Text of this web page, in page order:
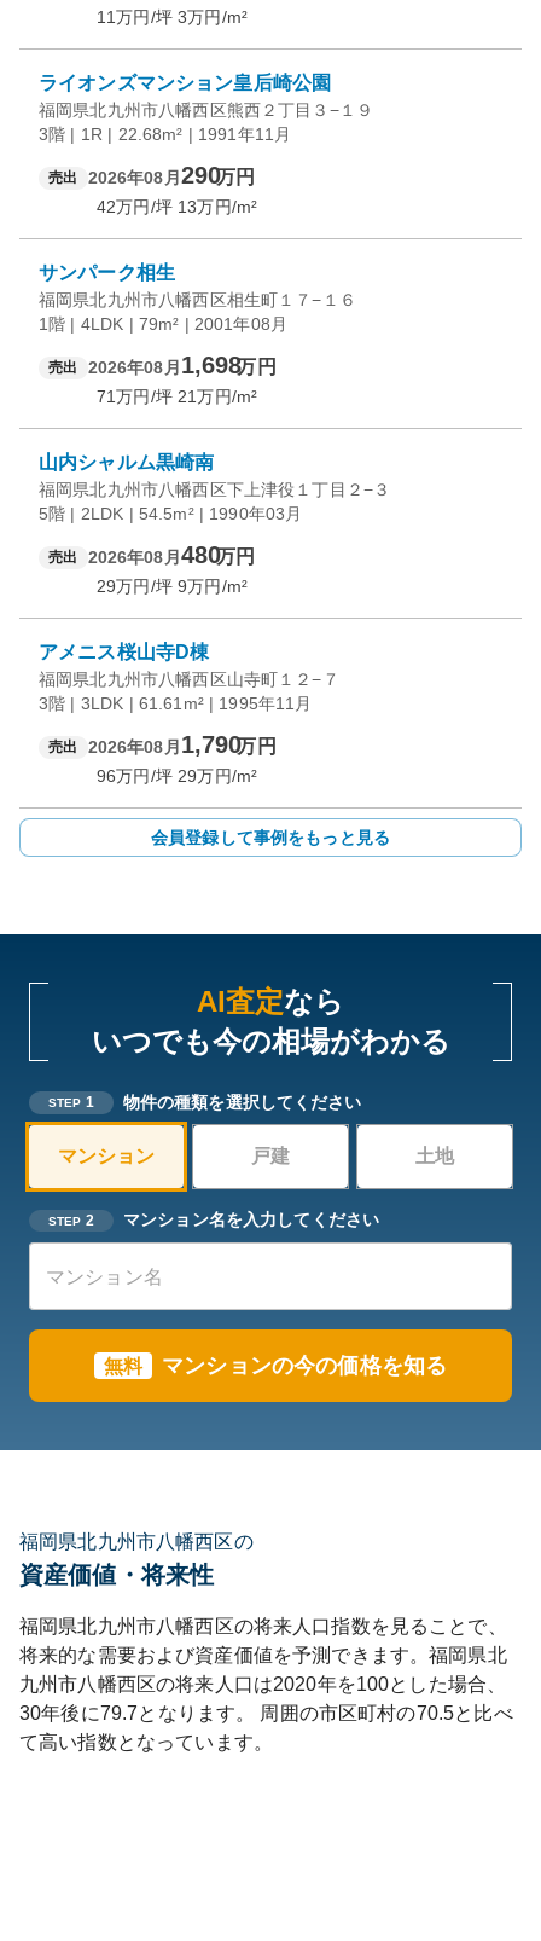
11万円/坪 3万円/m²
ライオンズマンション皇后崎公園
福岡県北九州市八幡西区熊西２丁目３−１９
3階 | 1R | 22.68m² | 1991年11月
売出 2026年08月 290万円
42万円/坪 13万円/m²
サンパーク相生
福岡県北九州市八幡西区相生町１７−１６
1階 | 4LDK | 79m² | 2001年08月
売出 2026年08月 1,698万円
71万円/坪 21万円/m²
山内シャルム黒崎南
福岡県北九州市八幡西区下上津役１丁目２−３
5階 | 2LDK | 54.5m² | 1990年03月
売出 2026年08月 480万円
29万円/坪 9万円/m²
アメニス桜山寺D棟
福岡県北九州市八幡西区山寺町１２−７
3階 | 3LDK | 61.61m² | 1995年11月
売出 2026年08月 1,790万円
96万円/坪 29万円/m²
会員登録して事例をもっと見る
AI査定なら
いつでも今の相場がわかる
STEP 1 物件の種類を選択してください
マンション 戸建 土地
STEP 2 マンション名を入力してください
無料 マンションの今の価格を知る
福岡県北九州市八幡西区の
資産価値・将来性
福岡県北九州市八幡西区の将来人口指数を見ることで、
将来的な需要および資産価値を予測できます。福岡県北
九州市八幡西区の将来人口は2020年を100とした場合、
30年後に79.7となります。 周囲の市区町村の70.5と比べ
て高い指数となっています。